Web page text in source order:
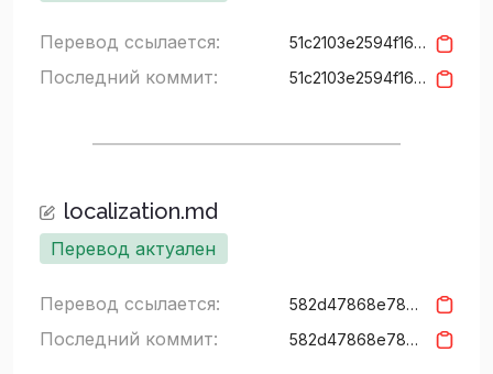
Перевод ссылается: 51c2103e2594f1655666b965fbfd5893a0cbec1b
Последний коммит: 51c2103e2594f1655666b965fbfd5893a0cbec1b
localization.md
Перевод актуален
Перевод ссылается: 582d47868e7883e48fbcc20ec14d59b4f131bde1
Последний коммит: 582d47868e7883e48fbcc20ec14d59b4f131bde1